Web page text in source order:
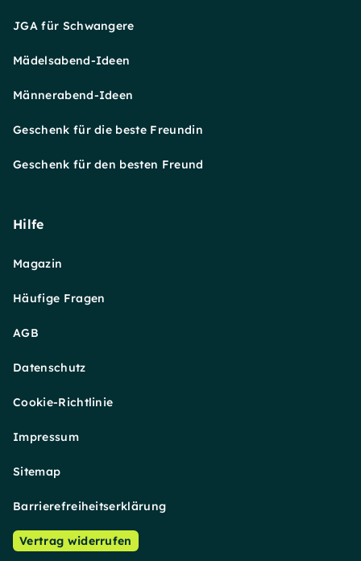
JGA für Schwangere
Mädelsabend-Ideen
Männerabend-Ideen
Geschenk für die beste Freundin
Geschenk für den besten Freund
Hilfe
Magazin
Häufige Fragen
AGB
Datenschutz
Cookie-Richtlinie
Impressum
Sitemap
Barrierefreiheitserklärung
Vertrag widerrufen